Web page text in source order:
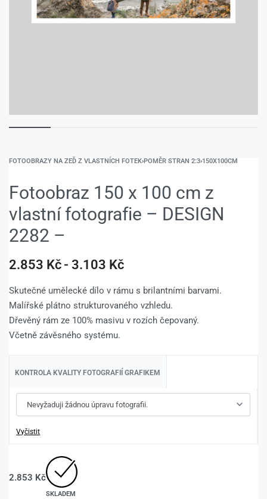
FOTOOBRAZY NA ZEĎ Z VLASTNÍCH FOTEK›POMĚR STRAN 2:3›150X100CM
Fotoobraz 150 x 100 cm z
vlastní fotografie – DESIGN
2282 –
2.853 Kč 3.103 Kč
Skutečné umělecké dílo v rámu s brilantními barvami.
Malířské plátno strukturovaného vzhledu.
Dřevěný rám ze 100% masivu v rozích čepovaný.
Včetně závěsného systému.
KONTROLA KVALITY FOTOGRAFIÍ GRAFIKEM
Vyčistit
2.853 Kč
SKLADEM